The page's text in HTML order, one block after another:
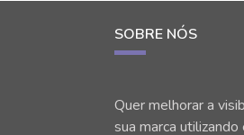
SOBRE NÓS
Quer melhorar a
sua marca